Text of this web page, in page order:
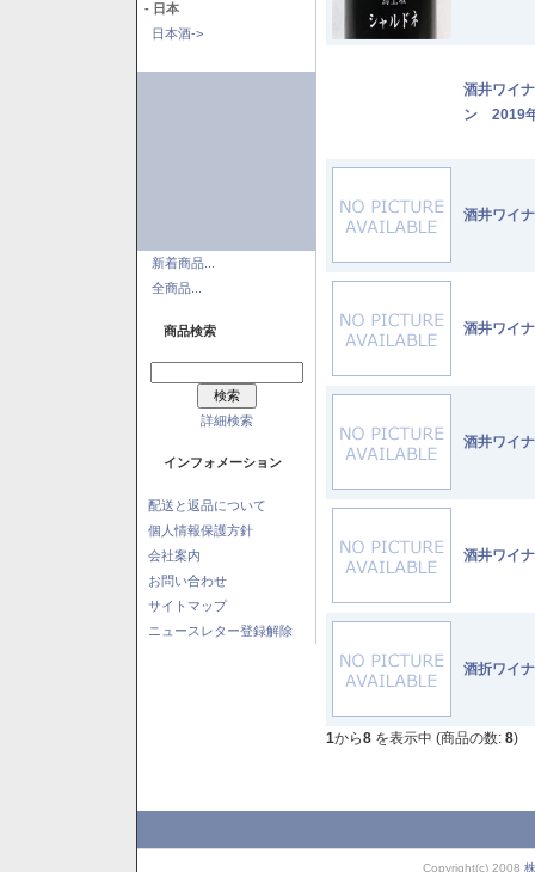
- 日本
日本酒->
新着商品...
全商品...
商品検索
詳細検索
インフォメーション
配送と返品について
個人情報保護方針
会社案内
お問い合わせ
サイトマップ
ニュースレター登録解除
酒井ワイ
ン 2019
酒井ワイ
酒井ワイ
酒井ワイ
酒井ワイ
酒折ワイ
1から8 を表示中 (商品の数: 8)
Copyright(c) 2008